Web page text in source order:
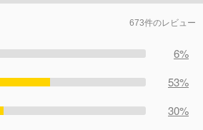
673件のレビュー
6%
53%
30%